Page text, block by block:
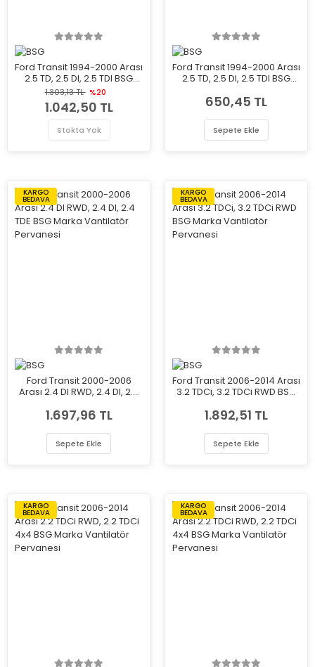
Ford Transit 1994-2000 Arası
2.5 TD, 2.5 DI, 2.5 TDI BSG
Marka Vantilatör Pervanesi
1.303,13 TL %20
1.042,50 TL
Stokta Yok
Ford Transit 1994-2000 Arası
2.5 TD, 2.5 DI, 2.5 TDI BSG
650,45 TL
Sepete Ekle
KARGO
BEDAVA
Ford Transit 2000-2006
Arası 2.4 DI RWD, 2.4 DI, 2.4
Pervanesi
1.697,96 TL
Sepete Ekle
KARGO
BEDAVA
Ford Transit 2006-2014 Arası
3.2 TDCi, 3.2 TDCi RWD BSG
1.892,51 TL
Sepete Ekle
KARGO
BEDAVA
KARGO
BEDAVA